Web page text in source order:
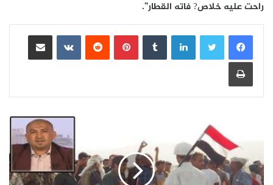
راحت عليه خلاص? فاته القطار”.
لينكدإن بينتيريست
مشاركة عبر البريد
طباعة